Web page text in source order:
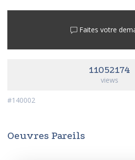
Faites votre
11052174
views
#140002
Oeuvres Pareils